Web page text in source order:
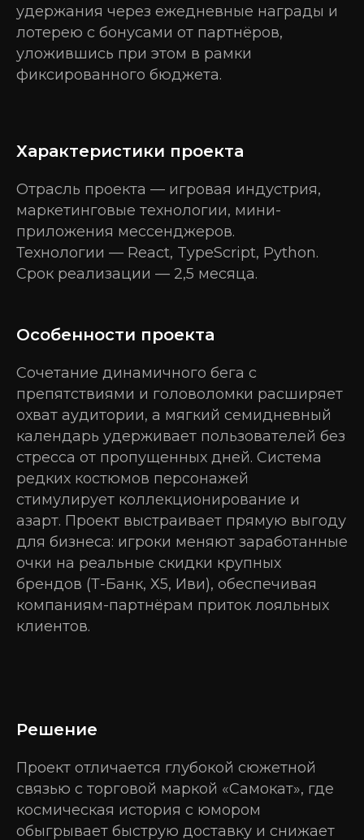
удержания через ежедневные награды и
лотерею с бонусами от партнёров,
уложившись при этом в рамки
фиксированного бюджета.
Характеристики проекта
Отрасль проекта — игровая индустрия,
маркетинговые технологии, мини-
приложения мессенджеров.
Технологии — React, TypeScript, Python.
Срок реализации — 2,5 месяца.
Особенности проекта
Сочетание динамичного бега с
препятствиями и головоломки расширяет
охват аудитории, а мягкий семидневный
календарь удерживает пользователей без
стресса от пропущенных дней. Система
редких костюмов персонажей
стимулирует коллекционирование и
азарт. Проект выстраивает прямую выгоду
для бизнеса: игроки меняют заработанные
очки на реальные скидки крупных
брендов (Т-Банк, Х5, Иви), обеспечивая
компаниям-партнёрам приток лояльных
клиентов.
Решение
Проект отличается глубокой сюжетной
связью с торговой маркой «Самокат», где
космическая история с юмором
обыгрывает быструю доставку и снижает